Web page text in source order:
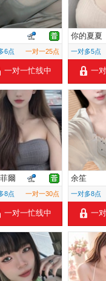
6点 一对一25点
一对一忙线中
你的夏夏
一对多5点
一
爾
8点 一对一30点
一对一忙线中
余笙
一对多8点
一